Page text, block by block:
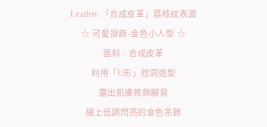
Leather 「合成皮革」荔枝紋表面
☆ 可愛掛飾-金色小人型 ☆
面料 : 合成皮革
利用「U形」挖洞造型
露出肌膚修飾腳背
縫上低調閃亮的金色吊飾